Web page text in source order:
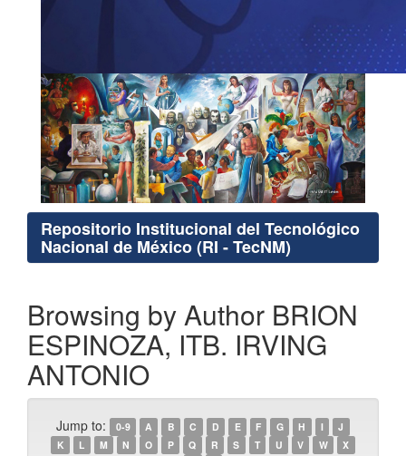
Repositorio Institucional del Tecnológico
Nacional de México (RI - TecNM)
Browsing by Author BRION
ESPINOZA, ITB. IRVING
ANTONIO
Jump to: 0-9 A B C D E F G H I
J
K
L M N O P Q R S T U V W
X